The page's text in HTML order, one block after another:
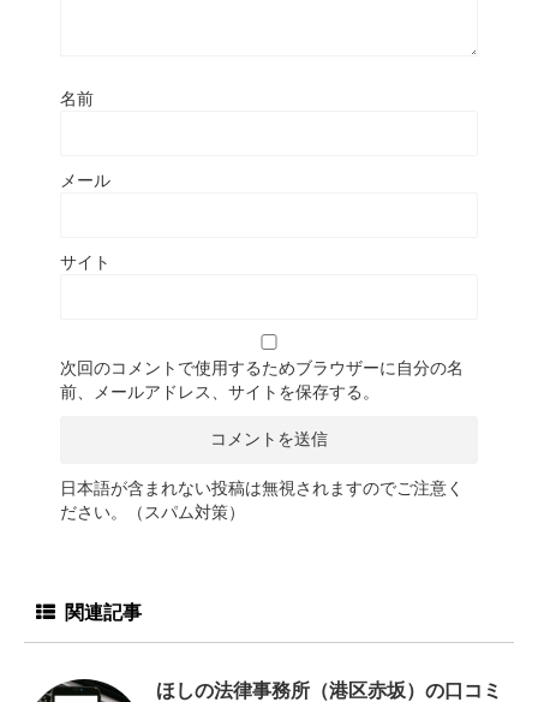
名前
メール
サイト
次回のコメントで使用するためブラウザーに自分の名
前、メールアドレス、サイトを保存する。
日本語が含まれない投稿は無視されますのでご注意く
ださい。（スパム対策）
関連記事
ほしの法律事務所（港区赤坂）の口コミ